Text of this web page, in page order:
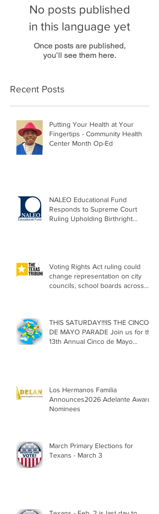
No posts published
in this language yet
Once posts are published,
you’ll see them here.
Recent Posts
Putting Your Health at Your
Fingertips - Community Health
Center Month Op-Ed
NALEO Educational Fund
Responds to Supreme Court
Ruling Upholding Birthright
Voting Rights Act ruling could
change representation on city
councils, school boards across
THIS SATURDAY!!!IS THE CINCO
DE MAYO PARADE Join us for the
13th Annual Cinco de Mayo
Los Hermanos Familia
Announces2026 Adelante Award
Nominees
March Primary Elections for
Texans - March 3